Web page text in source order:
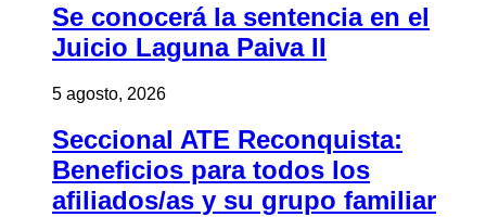
Se conocerá la sentencia en el
Juicio Laguna Paiva II
5 agosto, 2026
Seccional ATE Reconquista:
Beneficios para todos los
afiliados/as y su grupo familiar